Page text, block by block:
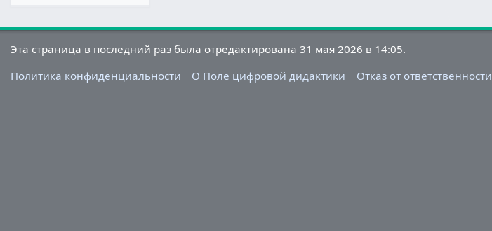
Эта страница в последний раз была отредактирована 31 мая 2026 в 14:05.
Политика конфиденциальности
О Поле цифровой дидактики Отказ от ответственности